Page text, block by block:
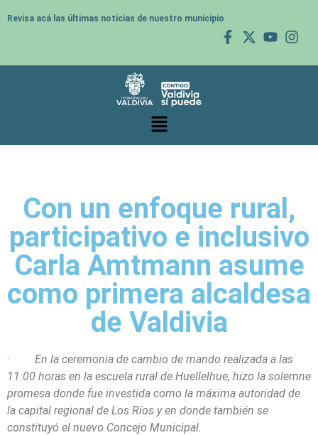
Revisa acá las últimas noticias de nuestro municipio
Con un enfoque rural,
participativo e inclusivo
Carla Amtmann asume
como primera alcaldesa
de Valdivia
·
En la ceremonia de cambio de mando realizada a las
11:00 horas en la escuela rural de Huellelhue, hizo la solemne
promesa donde fue investida como la máxima autoridad de
la capital regional de Los Ríos y en donde también se
constituyó el nuevo Concejo Municipal.